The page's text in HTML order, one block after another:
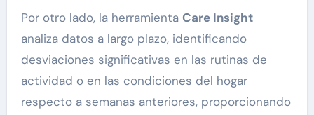
Por otro lado, la herramienta Care Insight
analiza datos a largo plazo, identificando
desviaciones significativas en las rutinas de
actividad o en las condiciones del hogar
respecto a semanas anteriores, proporcionando